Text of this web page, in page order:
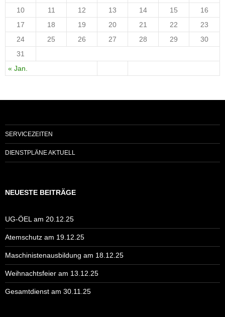
« Jan.
10
11 12 13 14 15
16
17
18 19 20 21 22
23
24
25 26 27 28 29
30
31
SERVICEZEITEN
DIENSTPLÄNE AKTUELL
NEUESTE BEITRÄGE
UG-ÖEL am 20.12.25
Atemschutz am 19.12.25
Maschinistenausbildung am 18.12.25
Weihnachtsfeier am 13.12.25
Gesamtdienst am 30.11.25